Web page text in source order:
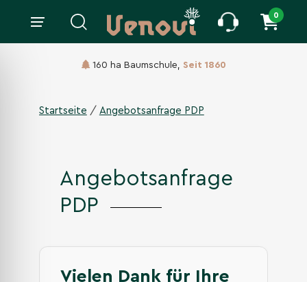
0
160 ha Baumschule, Seit 1860
Startseite / Angebotsanfrage PDP
Angebotsanfrage
PDP
Vielen Dank für Ihre